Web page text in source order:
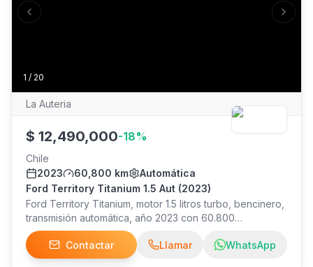
#882, Las Condes
1 / 20
Previous slide Next
La Auteria
$ 12,490,000-18%
Chile
2023
60,800 km
Automática
Ford Territory Titanium 1.5 Aut (2023)
Ford Territory Titanium, motor 1.5 litros turbo, bencinero,
transmisión automática, año 2023 con 60.800
kilómetros, dos llaves y mantenciones en la marca hasta
los 60.000 kilómetros. Equipa climatizador, control
crucero, volante multifunción, espejos eléctricos, techo
Contactar Llamar WhatsApp